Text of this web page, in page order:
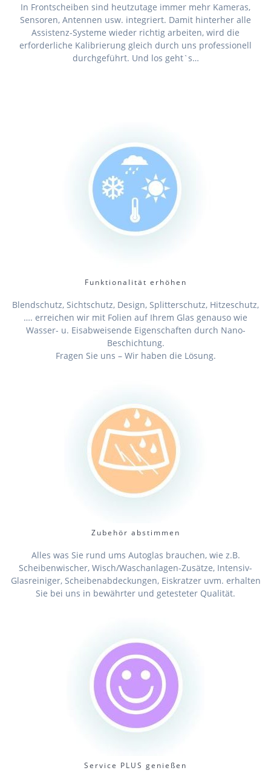
In Frontscheiben sind heutzutage immer mehr Kameras,
Sensoren, Antennen usw. integriert. Damit hinterher alle
Assistenz-Systeme wieder richtig arbeiten, wird die
erforderliche Kalibrierung gleich durch uns professionell
durchgeführt. Und los geht`s…
Funktionalität erhöhen
Blendschutz, Sichtschutz, Design, Splitterschutz, Hitzeschutz,
…. erreichen wir mit Folien auf Ihrem Glas genauso wie
Wasser- u. Eisabweisende Eigenschaften durch Nano-
Beschichtung.
Fragen Sie uns – Wir haben die Lösung.
Zubehör abstimmen
Alles was Sie rund ums Autoglas brauchen, wie z.B.
Scheibenwischer, Wisch/Waschanlagen-Zusätze, Intensiv-
Glasreiniger, Scheibenabdeckungen, Eiskratzer uvm. erhalten
Sie bei uns in bewährter und getesteter Qualität.
Service PLUS genießen